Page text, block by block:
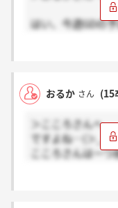
はい、今週GDの
おるか さん (15
＞こころさんへ
ですよね…(＞_＜)
こころさんは一